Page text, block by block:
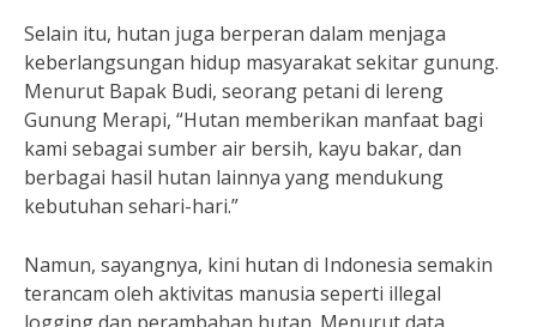
Selain itu, hutan juga berperan dalam menjaga
keberlangsungan hidup masyarakat sekitar gunung.
Menurut Bapak Budi, seorang petani di lereng
Gunung Merapi, “Hutan memberikan manfaat bagi
kami sebagai sumber air bersih, kayu bakar, dan
berbagai hasil hutan lainnya yang mendukung
kebutuhan sehari-hari.”
Namun, sayangnya, kini hutan di Indonesia semakin
terancam oleh aktivitas manusia seperti illegal